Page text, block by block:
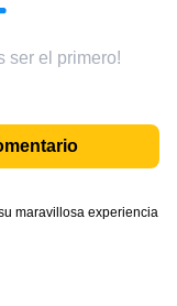
ser el primero!
maravillosa experiencia